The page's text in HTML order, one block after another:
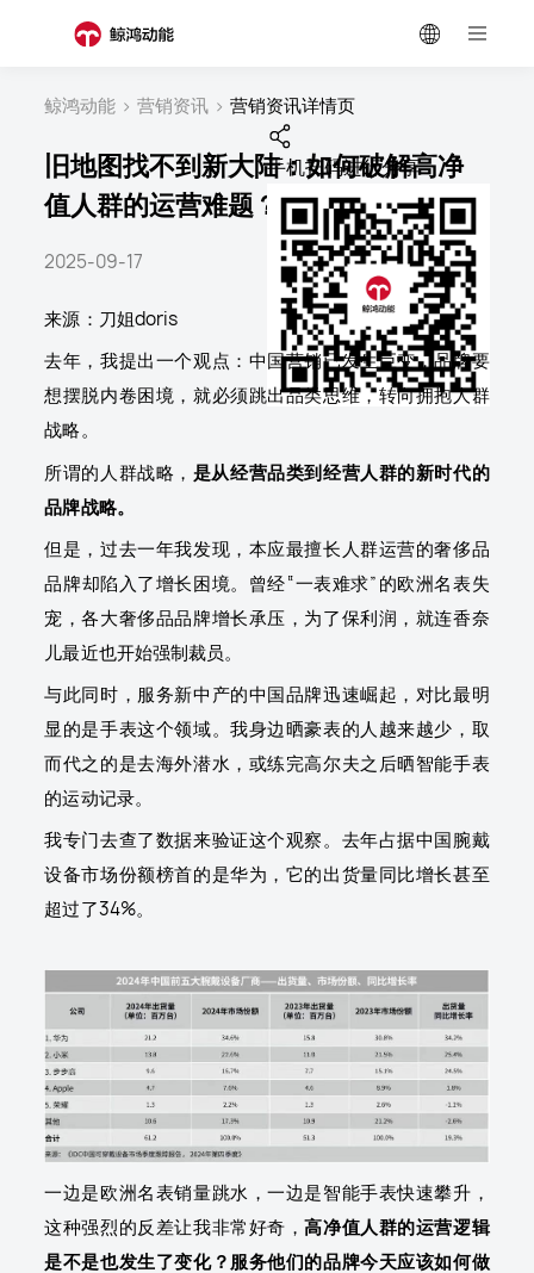
鲸鸿动能 > 营销资讯 > 营销资讯详情页
旧地图找不到新大陆：如何破解高净
值人群的运营难题？
2025-09-17
手机扫码进行分享
来源：刀姐doris
去年，我提出一个观点：中国营销已发生巨变，品牌要
想摆脱内卷困境，就必须跳出品类思维，转向拥抱人群
战略。
所谓的人群战略， 是从经营品类到经营人群的新时代的
品牌战略。
但是，过去一年我发现，本应最擅长人群运营的奢侈品
品牌却陷入了增长困境。曾经“一表难求”的欧洲名表失
宠，各大奢侈品品牌增长承压，为了保利润，就连香奈
儿最近也开始强制裁员。
与此同时，服务新中产的中国品牌迅速崛起，对比最明
显的是手表这个领域。我身边晒豪表的人越来越少，取
而代之的是去海外潜水，或练完高尔夫之后晒智能手表
的运动记录。
我专门去查了数据来验证这个观察。去年占据中国腕戴
设备市场份额榜首的是华为，它的出货量同比增长甚至
超过了34%。
一边是欧洲名表销量跳水，一边是智能手表快速攀升，
这种强烈的反差让我非常好奇，高净值人群的运营逻辑
是不是也发生了变化？服务他们的品牌今天应该如何做